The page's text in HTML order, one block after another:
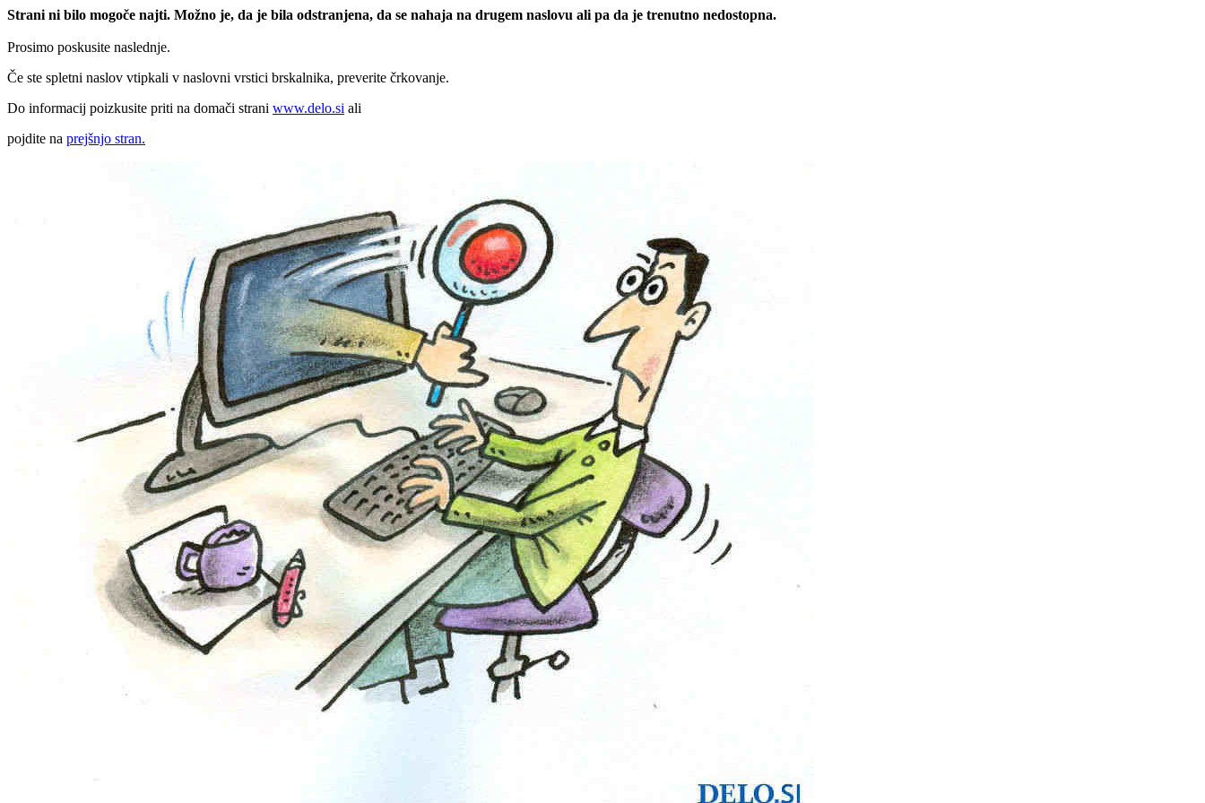
Strani ni bilo mogoče najti. Možno je, da je bila odstranjena, da se nahaja na drugem naslovu ali pa da je trenutno nedostopna.
Prosimo poskusite naslednje.
Če ste spletni naslov vtipkali v naslovni vrstici brskalnika, preverite črkovanje.
Do informacij poizkusite priti na domači strani www.delo.si ali
pojdite na prejšnjo stran.